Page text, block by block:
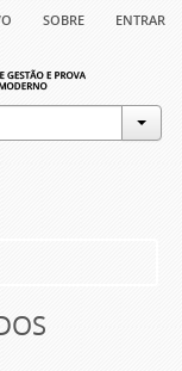
sobre entrar